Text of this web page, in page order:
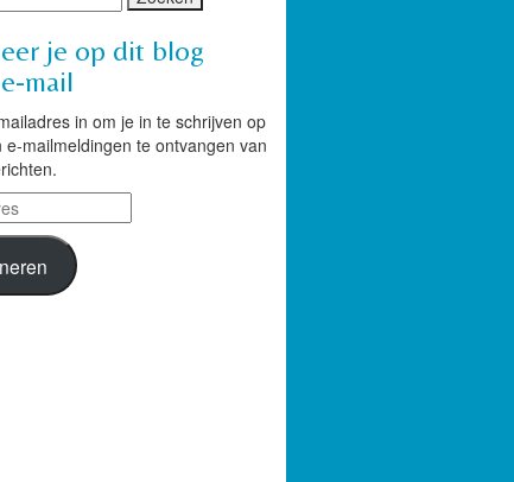
je op dit blog
mail
in om je in te schrijven op
e-mailmeldingen te ontvangen van